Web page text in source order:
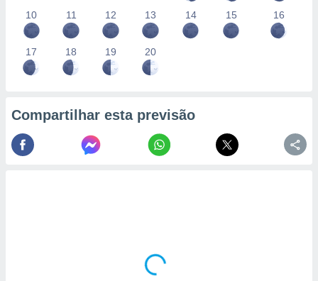
10 11 12 13 14 15 16
17 18 19 20
Compartilhar esta previsão